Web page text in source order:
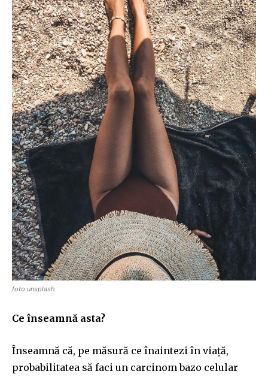
foto unsplash
Ce înseamnă asta?
Înseamnă că, pe măsură ce înaintezi în viață,
probabilitatea să faci un carcinom bazo celular